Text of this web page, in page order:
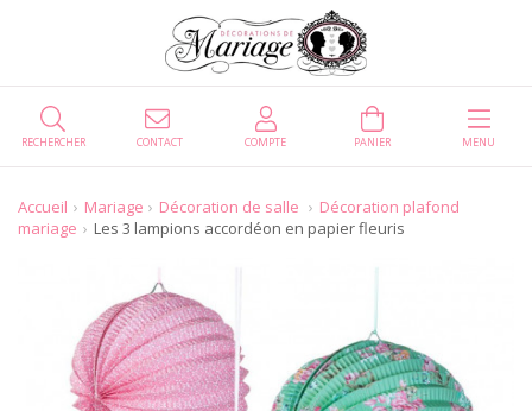
CONTACT
RECHERCHER COMPTE PANIER MENU
Accueil Mariage Décoration de salle
Décoration plafond
mariage
Les 3 lampions accordéon en papier fleuris